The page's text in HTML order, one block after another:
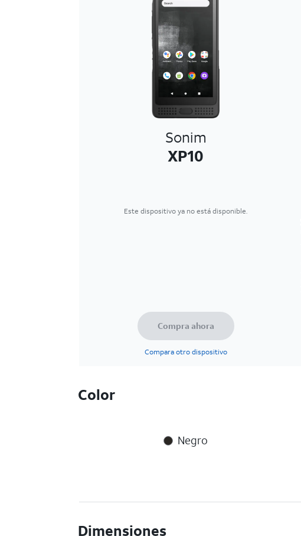
Sonim
XP10
Este dispositivo ya no está disponible.
Compra ahora
Compara otro dispositivo
Color
Negro
Dimensiones